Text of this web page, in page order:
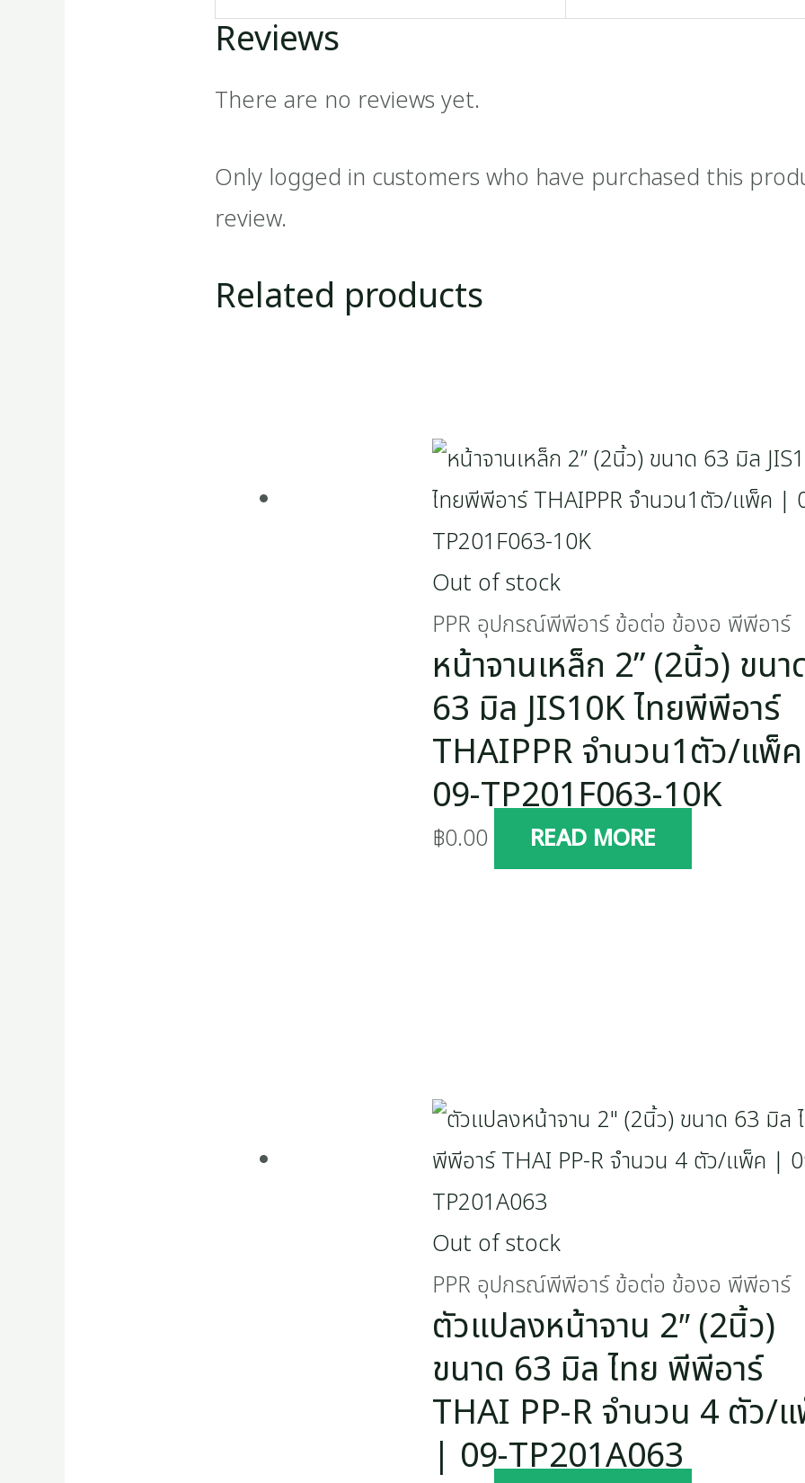
Reviews
There are no reviews yet.
Only logged in customers who have purchased this
review.
Related products
Out of stock
PPR อุปกรณ์พีพีอาร์ ข้อต่อ ข้องอ พีพีอาร์
หน้าจานเหล็ก 2” (2นิ้ว) ขนา
63 มิล JIS10K ไทยพีพีอาร์
THAIPPR จำนวน1ตัว/แพ็
09-TP201F063-10K
฿0.00 READ MORE
Out of stock
PPR อุปกรณ์พีพีอาร์ ข้อต่อ ข้องอ พีพีอาร์
ตัวแปลงหน้าจาน 2″ (2นิ้ว)
ขนาด 63 มิล ไทย พีพีอาร์
THAI PP-R จำนวน 4 ตัว/
| 09-TP201A063